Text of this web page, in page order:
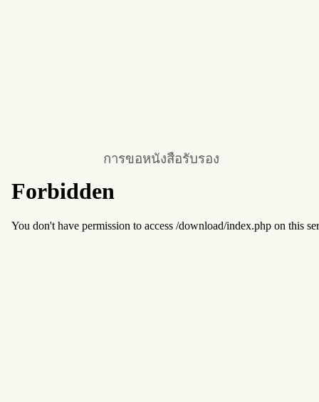
การขอหนังสือรับรอง